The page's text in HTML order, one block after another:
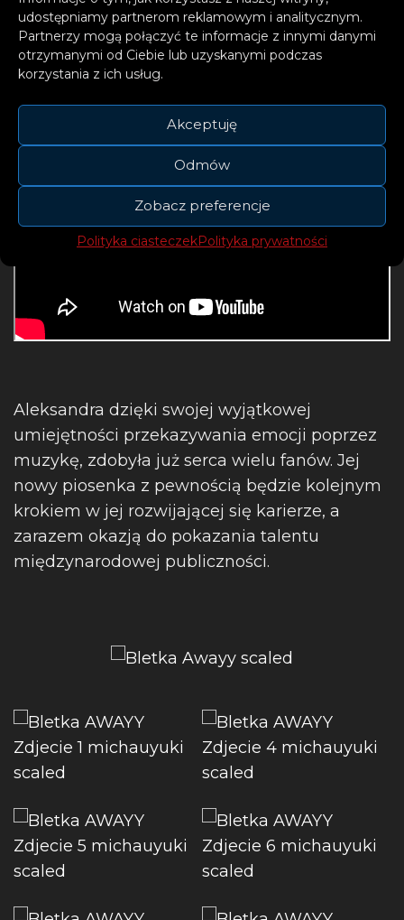
udostępniamy partnerom reklamowym i analitycznym.
Partnerzy mogą połączyć te informacje z innymi danymi
otrzymanymi od Ciebie lub uzyskanymi podczas
korzystania z ich usług.
Akceptuję
Odmów
Zobacz preferencje
Polityka ciasteczekPolityka prywatności
Aleksandra dzięki swojej wyjątkowej
umiejętności przekazywania emocji poprzez
muzykę, zdobyła już serca wielu fanów. Jej
nowy piosenka z pewnością będzie kolejnym
krokiem w jej rozwijającej się karierze, a
zarazem okazją do pokazania talentu
międzynarodowej publiczności.